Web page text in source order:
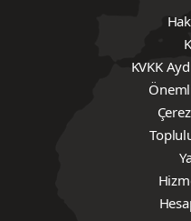
KVKK